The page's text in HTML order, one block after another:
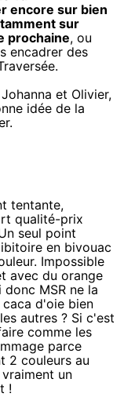
encore sur bien
sur
prochaine, ou
encadrer des
et Olivier,
idée de la
tentante,
qualité-prix
seul point
en bivouac
Impossible
avec du orange
MSR ne la
d'oie bien
autres ? Si c'est
comme les
parce
2 couleurs au
un
!